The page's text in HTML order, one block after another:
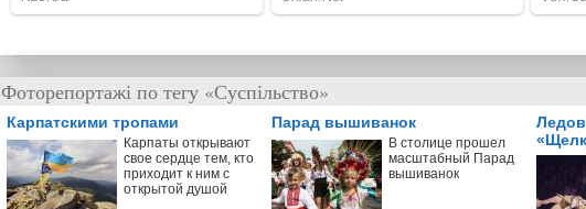
Фоторепортажі по тегу «Суспільство»
Карпатскими тропами
Карпаты открывают
свое сердце тем, кто
приходит к ним с
открытой душой
Парад вышиванок
В столице прошел
масштабный Парад
вышиванок